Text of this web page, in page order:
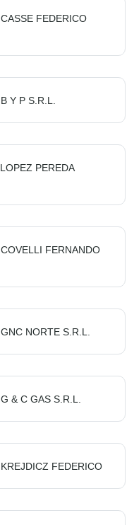
CASSE FEDERICO
B Y P S.R.L.
LOPEZ PEREDA
COVELLI FERNANDO
GNC NORTE S.R.L.
G & C GAS S.R.L.
KREJDICZ FEDERICO